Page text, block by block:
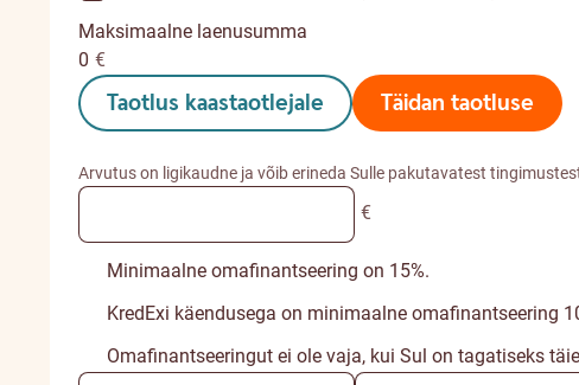
Maksimaalne laenusumma
0 €
Taotlus kaastaotlejale Täidan taotluse
Arvutus on ligikaudne ja võib erineda Sulle pakutavatest
€
Minimaalne omafinantseering on 15%.
KredExi käendusega on minimaalne omafinantseering
Omafinantseeringut ei ole vaja, kui Sul on tagatiseks